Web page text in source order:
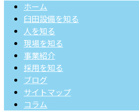
ホーム
臼田設備を知る
人を知る
現場を知る
事業紹介
採用を知る
ブログ
サイトマップ
コラム